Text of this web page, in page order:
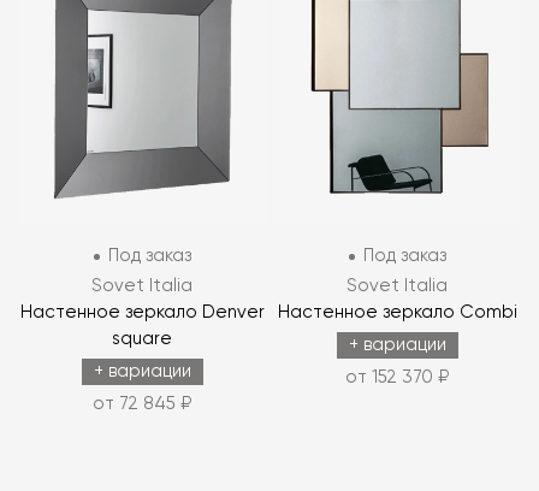
Под заказ
Sovet Italia
Настенное зеркало Denver
square
+ вариации
от 72 845 ₽
Под заказ
Sovet Italia
Настенное зеркало Combi
+ вариации
от 152 370 ₽